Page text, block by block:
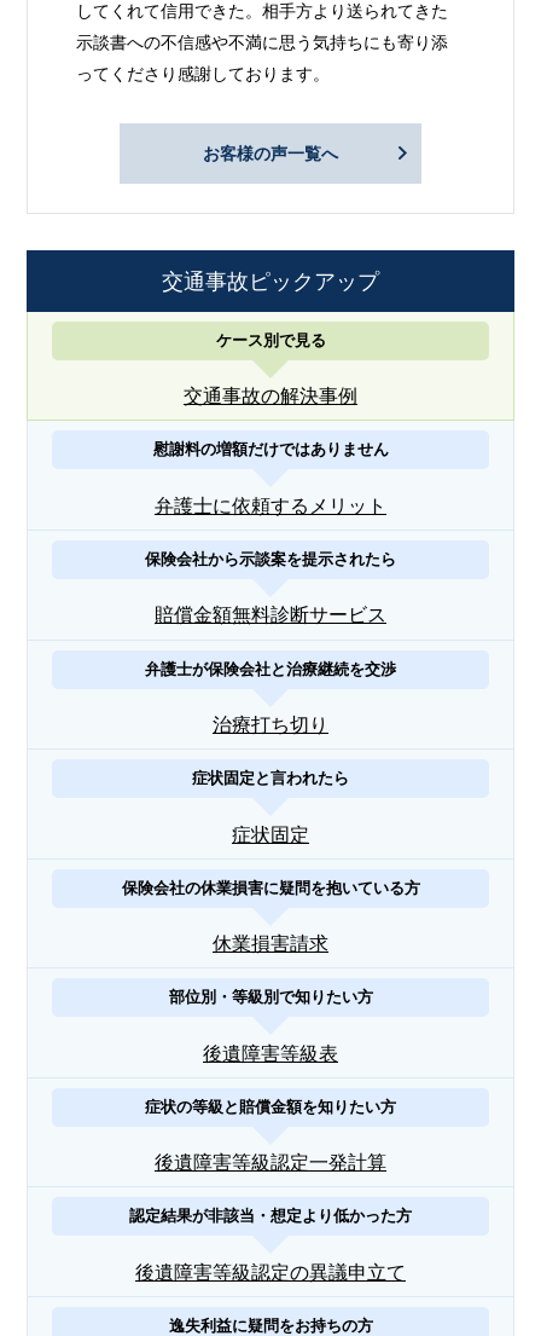
してくれて信用できた。相手方より送られてきた
示談書への不信感や不満に思う気持ちにも寄り添
ってくださり感謝しております。
お客様の声一覧へ
交通事故ピックアップ
ケース別で見る
交通事故の解決事例
慰謝料の増額だけではありません
弁護士に依頼するメリット
保険会社から示談案を提示されたら
賠償金額無料診断サービス
弁護士が保険会社と治療継続を交渉
治療打ち切り
症状固定と言われたら
症状固定
保険会社の休業損害に疑問を抱いている方
休業損害請求
部位別・等級別で知りたい方
後遺障害等級表
症状の等級と賠償金額を知りたい方
後遺障害等級認定一発計算
認定結果が非該当・想定より低かった方
後遺障害等級認定の異議申立て
逸失利益に疑問をお持ちの方